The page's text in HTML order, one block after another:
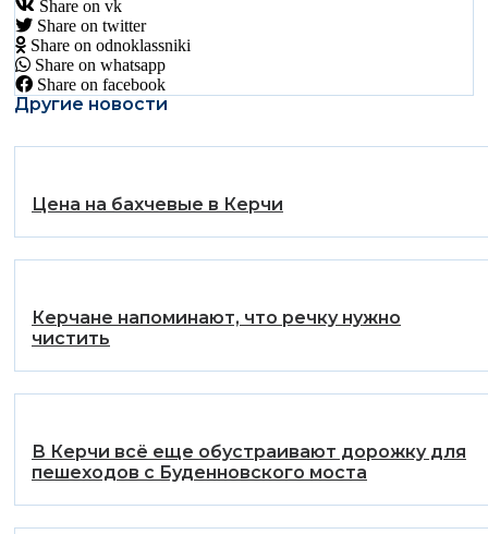
Share on vk
Share on twitter
Share on odnoklassniki
Share on whatsapp
Share on facebook
Другие новости
Цена на бахчевые в Керчи
Керчане напоминают, что речку нужно
чистить
В Керчи всё еще обустраивают дорожку для
пешеходов с Буденновского моста